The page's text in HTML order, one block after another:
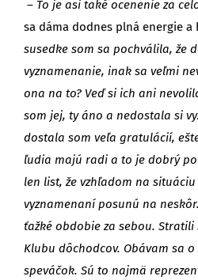
– To je asi také ocenenie za
sa dáma dodnes plná energie a
susedke som sa pochválila, že
vyznamenanie, inak sa veľmi
ona na to? Veď si ich ani
som jej, ty áno a nedostala si
dostala som veľa gratulácií,
ľudia majú radi a to je dobrý
len list, že vzhľadom na
vyznamenaní posunú na
ťažké obdobie za sebou.
Klubu dôchodcov. Obávam sa
speváčok. Sú to najmä